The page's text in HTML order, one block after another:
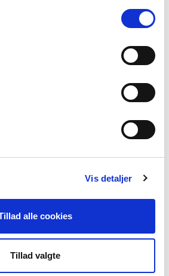
Vis detaljer
alle cookies
Tillad valgte
er kun for medlemmer af DFS.
skaber I udvikling i
- Holbæk
til arbejdet i Folkeoplysningsudvalget –